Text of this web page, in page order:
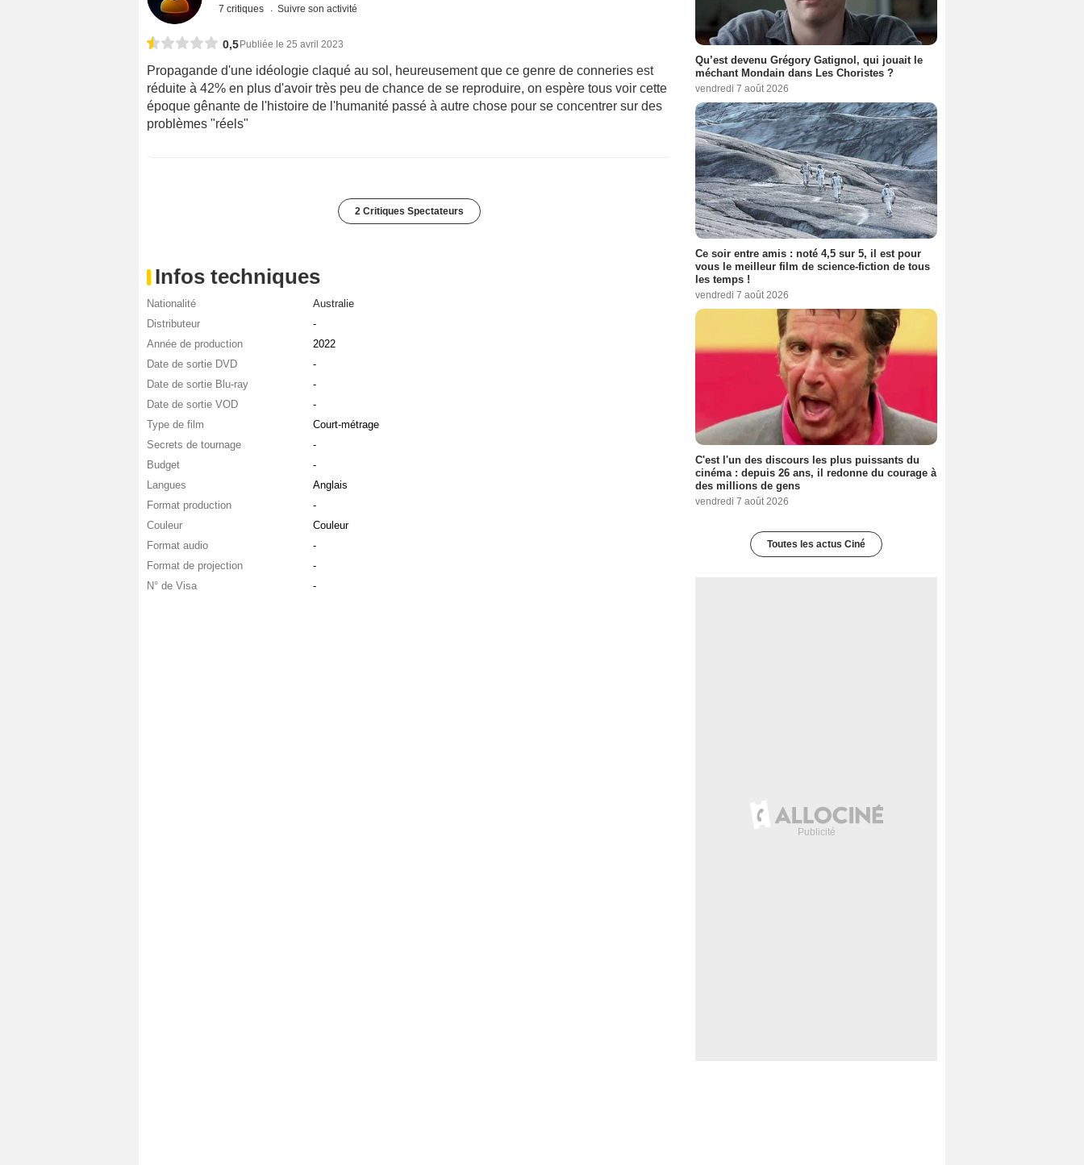
7 critiques Suivre son activité
0,5 Publiée le 25 avril 2023
Propagande d'une idéologie claqué au sol, heureusement que ce genre de conneries est
réduite à 42% en plus d'avoir très peu de chance de se reproduire, on espère tous voir cette
époque gênante de l'histoire de l'humanité passé à autre chose pour se concentrer sur des
problèmes "réels"
2 Critiques Spectateurs
Infos techniques
Nationalité
Australie
Distributeur
-
Année de production
2022
Date de sortie DVD
-
Date de sortie Blu-ray
-
Date de sortie VOD
-
Type de film
Court-métrage
Secrets de tournage
-
Budget
-
Langues
Anglais
Format production
-
Couleur
Couleur
Format audio
-
Format de projection
-
N° de Visa
-
Qu’est devenu Grégory Gatignol, qui jouait le
méchant Mondain dans Les Choristes ?
vendredi 7 août 2026
Ce soir entre amis : noté 4,5 sur 5, il est pour
vous le meilleur film de science-fiction de tous
les temps !
vendredi 7 août 2026
C'est l'un des discours les plus puissants du
cinéma : depuis 26 ans, il redonne du courage à
des millions de gens
vendredi 7 août 2026
Toutes les actus Ciné